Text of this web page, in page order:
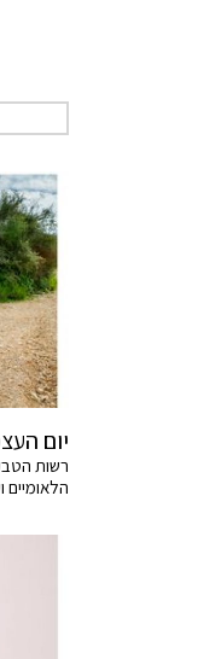
יום
רשות